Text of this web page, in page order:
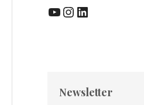
YouTube InstagramLinkedIn
Newsletter